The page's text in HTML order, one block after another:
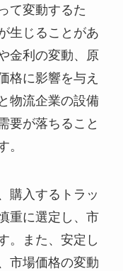
て変動するた
生じることがあ
金利の変動、原
格に影響を与え
物流企業の設備
要が落ちること
。
購入するトラッ
重に選定し、市
。また、安定し
市場価格の変動